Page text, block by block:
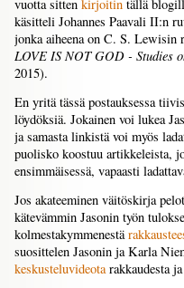
vuotta sitten kirjoitin tällä
käsitteli Johannes Paavali II:n
jonka aiheena on C. S. Lewisin
LOVE IS NOT GOD - Studies
2015).
En yritä tässä postauksessa
löydöksiä. Jokainen voi lukea
ja samasta linkistä voi myös
puolisko koostuu artikkeleista,
ensimmäisessä, vapaasti
Jos akateeminen väitöskirja
kätevämmin Jasonin työn
kolmestakymmenestä
suosittelen Jasonin ja Karla
keskusteluvideotarakkaudesta